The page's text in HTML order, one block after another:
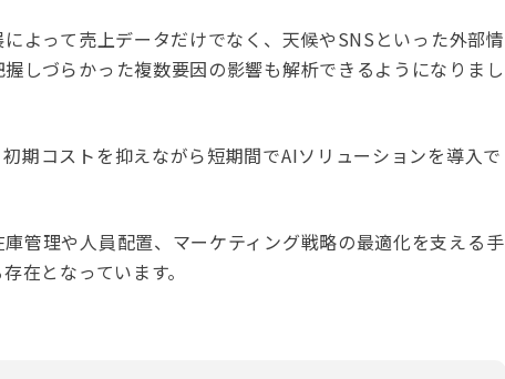
よって売上データだけでなく、天候やSNSといった外部情
しづらかった複数要因の影響も解析できるようになりまし
期コストを抑えながら短期間でAIソリューションを導入で
管理や人員配置、マーケティング戦略の最適化を支える手
在となっています。